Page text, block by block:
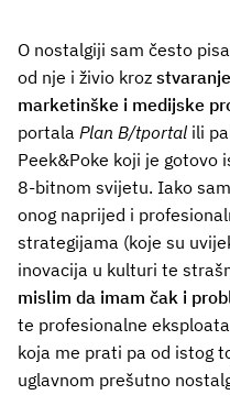
O nostalgiji sam često
od nje i živio kroz
marketinške i medijske
portala Plan B/tportal ili
Peek&Poke koji je gotovo
8-bitnom svijetu. Iako
onog naprijed i
strategijama (koje su
inovacija u kulturi te
mislim da imam čak i
te profesionalne
koja me prati pa od istog
uglavnom prešutno